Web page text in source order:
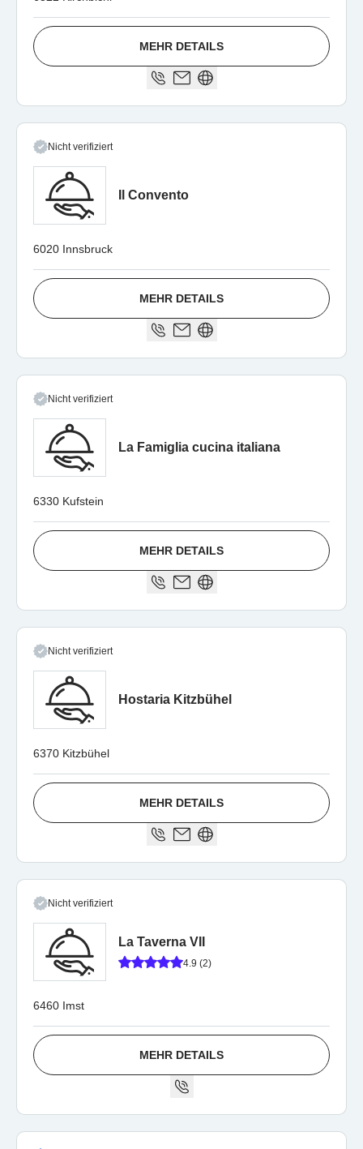
MEHR DETAILS
Nicht verifiziert
Il Convento
6020 Innsbruck
MEHR DETAILS
Nicht verifiziert
La Famiglia cucina italiana
6330 Kufstein
MEHR DETAILS
Nicht verifiziert
Hostaria Kitzbühel
6370 Kitzbühel
MEHR DETAILS
Nicht verifiziert
La Taverna VII
4.9 (2)
6460 Imst
MEHR DETAILS